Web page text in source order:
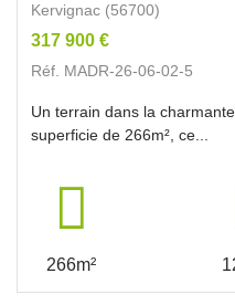
Kervignac (56700)
317 900 €
Réf. MADR-26-06-02-5
Un terrain dans la
superficie de 266m², ce...
266m²